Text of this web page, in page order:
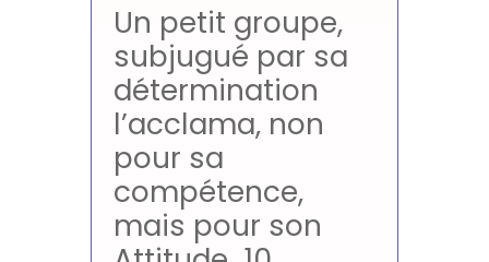
Un petit groupe,
subjugué par sa
détermination
l’acclama, non
pour sa
compétence,
mais pour son